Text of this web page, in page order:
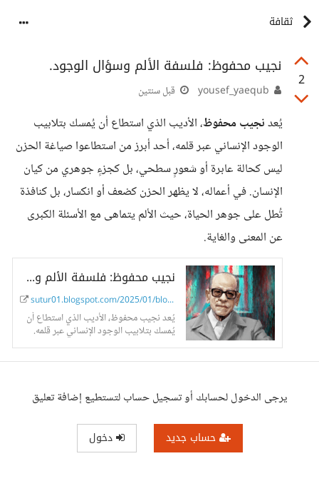
ثقافة
2
نجيب محفوظ: فلسفة الألم وسؤال الوجود.
قبل سنتين
يُعدنجيب محفوظ، الأديب الذي استطاع أن يُمسك بتلابيب
الوجود الإنساني عبر قلمه، أحد أبرز من استطاعوا صياغة الحزن
ليس كحالة عابرة أو شعورٍ سطحي، بل كجزءٍ جوهري من كيان
الإنسان. في أعماله، لا يظهر الحزن كضعف أو انكسار، بل كنافذة
تُطل على جوهر الحياة، حيث الألم يتماهى مع الأسئلة الكبرى
عن المعنى والغاية.
نجيب محفوظ: فلسفة الألم وسؤال الوجود.
sutur01.blogspot.com/2025/01/blog-pos...
يُعد نجيب محفوظ، الأديب الذي استطاع أن
يُمسك بتلابيب الوجود الإنساني عبر قلمه.
يرجى الدخول لحسابك أو تسجيل حساب لتستطيع إضافة تعليق
حساب جديد دخول